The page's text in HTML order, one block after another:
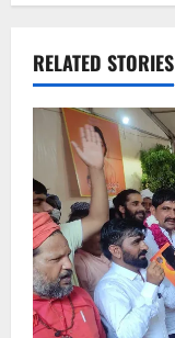
RELATED STORIES